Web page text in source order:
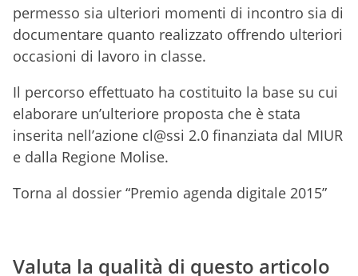
permesso sia ulteriori momenti di incontro sia di
documentare quanto realizzato offrendo ulteriori
occasioni di lavoro in classe.
Il percorso effettuato ha costituito la base su cui
elaborare un’ulteriore proposta che è stata
inserita nell’azione cl@ssi 2.0 finanziata dal MIUR
e dalla Regione Molise.
Torna al dossier “Premio agenda digitale 2015”
Valuta la qualità di questo articolo